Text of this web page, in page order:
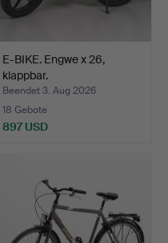
E-BIKE. Engwe x 26,
klappbar.
Beendet 3. Aug 2026
18 Gebote
897 USD